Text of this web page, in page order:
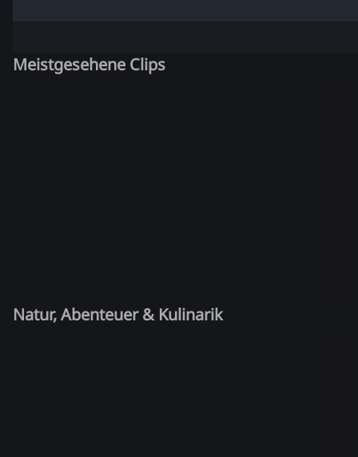
Meistgesehene Clips
Natur, Abenteuer & Kulinarik